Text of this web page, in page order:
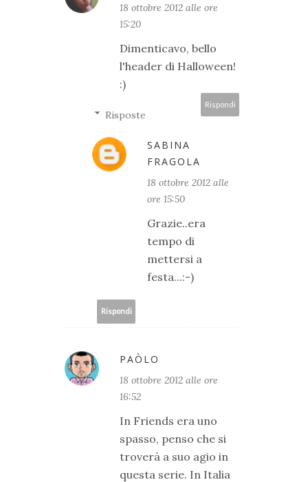
18 ottobre 2012 alle ore
15:20
Dimenticavo, bello
l'header di Halloween!
:)
Rispondi
Risposte
SABINA
FRAGOLA
18 ottobre 2012 alle
ore 15:50
Grazie..era
tempo di
mettersi a
festa...:-)
Rispondi
PAÒLO
18 ottobre 2012 alle ore
16:52
In Friends era uno
spasso, penso che si
troverà a suo agio in
questa serie. In Italia